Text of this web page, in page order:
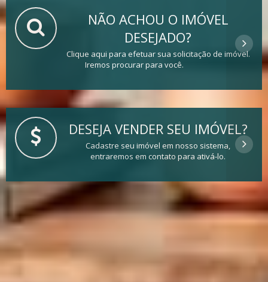
NÃO ACHOU O IMÓVEL
DESEJADO?
Clique aqui para efetuar sua solicitação de imóvel.
Iremos procurar para você.
DESEJA VENDER SEU IMÓVEL?
Cadastre seu imóvel em nosso sistema,
entraremos em contato para ativá-lo.